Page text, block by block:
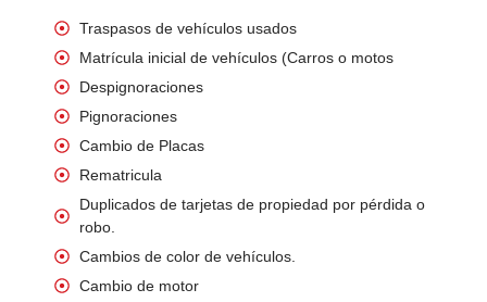
Traspasos de vehículos usados
Matrícula inicial de vehículos (Carros o motos
Despignoraciones
Pignoraciones
Cambio de Placas
Rematricula
Duplicados de tarjetas de propiedad por pérdida o
robo.
Cambios de color de vehículos.
Cambio de motor